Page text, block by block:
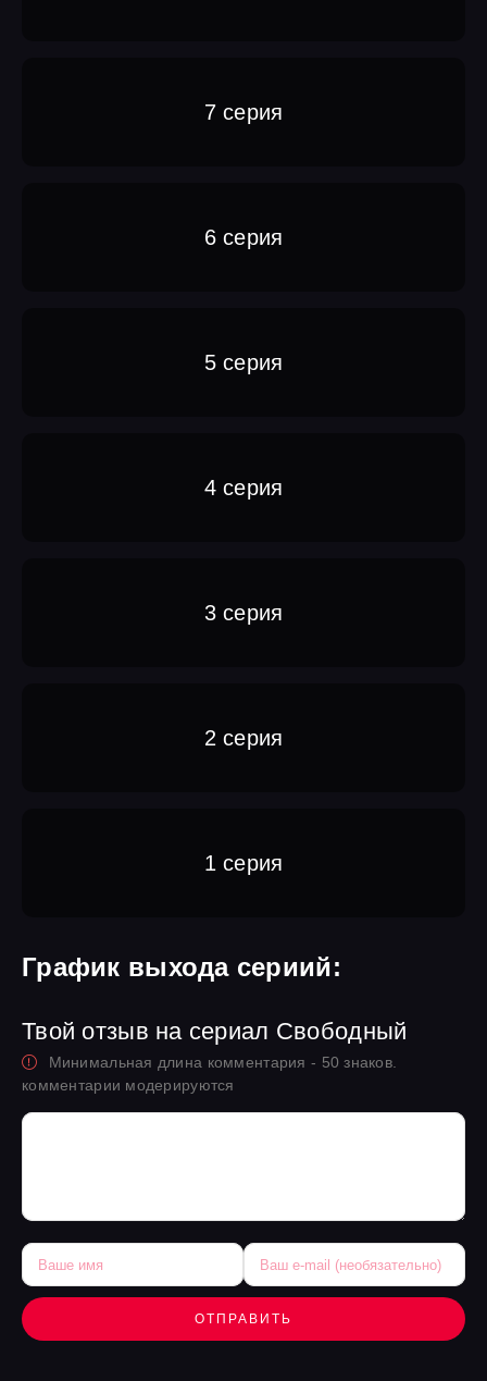
7 серия
6 серия
5 серия
4 серия
3 серия
2 серия
1 серия
График выхода сериий:
Твой отзыв на сериал Свободный
Минимальная длина комментария - 50 знаков.
комментарии модерируются
ОТПРАВИТЬ